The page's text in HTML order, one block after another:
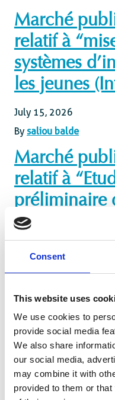
Consent
This website uses
We use cookies to
provide social media
We also share
our social media,
may combine it with
provided to them or
Marché
relatif à
systèmes
les jeunes
July 15, 2026
By saliou balde
Marché
relatif à
préliminaire
génératrices
durables
personnes
July 14, 2026
By
Marché
relatif à